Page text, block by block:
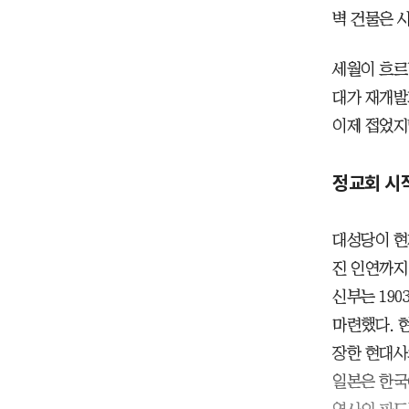
벽 건물은
세월이 흐
대가 재개
이제 접었
정교회
대성당이
진 인연까
신부는
마련했다.
장한 현대
일본은 한